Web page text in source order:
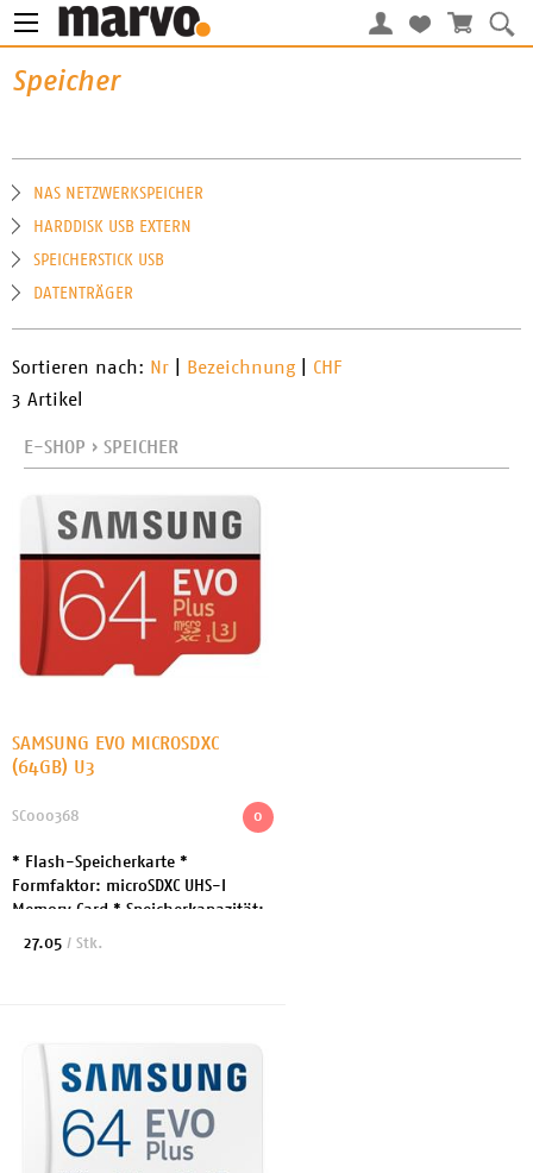
Speicher
NAS NETZWERKSPEICHER
HARDDISK USB EXTERN
SPEICHERSTICK USB
DATENTRÄGER
Sortieren nach: Nr Bezeichnung
CHF
3 Artikel
E-SHOP › SPEICHER
SAMSUNG EVO MICROSDXC
(64GB) U3
0
SC000368
* Flash-Speicherkarte *
Formfaktor: microSDXC UHS-I
Memory Card * Speicherkapazität:
64 GB * Geschwindigkeit: UHS
27.05 / Stk.